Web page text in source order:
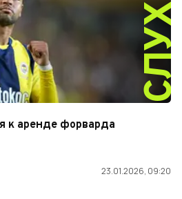
к аренде форварда
23.01.2026, 09:20